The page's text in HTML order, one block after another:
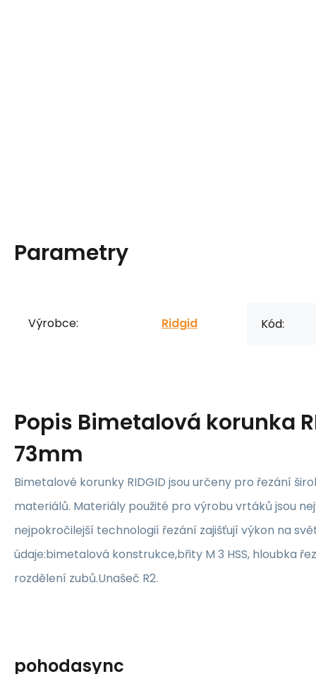
Parametry
Výrobce: Ridgid Kód:
Popis Bimetalová korunka
73mm
Bimetalové korunky RIDGID jsou určeny pro řezání
materiálů. Materiály použité pro výrobu vrtáků jsou
nejpokročilejší technologií řezání zajišťují výkon na
údaje:bimetalová konstrukce,břity M 3 HSS, hloubka
rozdělení zubů.Unašeč R2.
pohodasync